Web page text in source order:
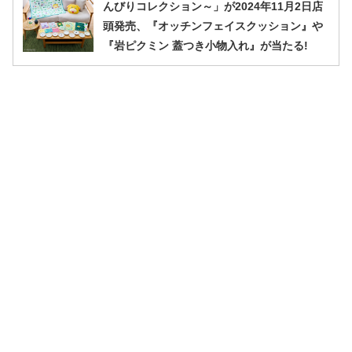
んびりコレクション～」が2024年11月2日店
頭発売、『オッチンフェイスクッション』や
『岩ピクミン 蓋つき小物入れ』が当たる!